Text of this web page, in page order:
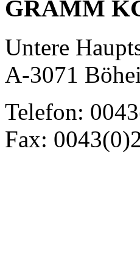
GRAMM
Untere
A-3071
Telefon:
Fax: